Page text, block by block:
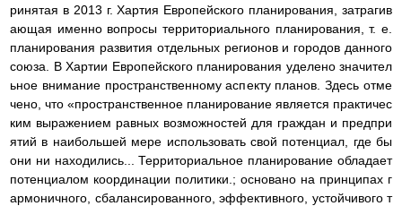
ринятая в 2013 г. Хартия Европейского планирования, затрагив
ающая именно вопросы территориального планирования, т. е.
планирования развития отдельных регионов и городов данного
союза. В Хартии Европейского планирования уделено значител
ьное внимание пространственному аспекту планов. Здесь отме
чено, что «пространственное планирование является практичес
ким выражением равных возможностей для граждан и предпри
ятий в наибольшей мере использовать свой потенциал, где бы
они ни находились... Территориальное планирование обладает
потенциалом координации политики.; основано на принципах г
армоничного, сбалансированного, эффективного, устойчивого т